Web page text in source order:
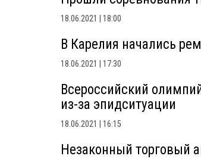
18.06.2021 18:00
В Карелия начались
18.06.2021 17:30
Всероссийский
из-за эпидситуации
18.06.2021 16:15
Незаконный торговый